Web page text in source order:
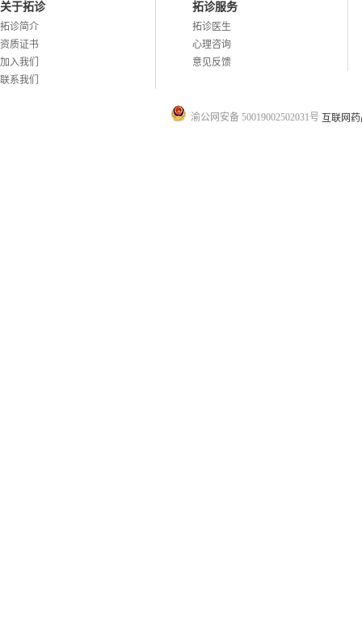
关于拓诊
拓诊简介
资质证书
加入我们
联系我们
拓诊服务
拓诊医生
心理咨询
意见反馈
渝公网安备 50019002502031号 互联网